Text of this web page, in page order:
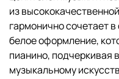
из
гармонично сочетает
белое оформление,
пианино, подчеркивая
музыкальному